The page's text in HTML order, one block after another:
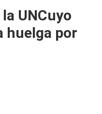
UNCuyo
huelga por